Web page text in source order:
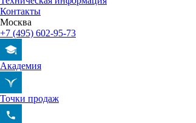
Контакты
Москва
+7 (495) 602-95-73
Академия
Точки продаж